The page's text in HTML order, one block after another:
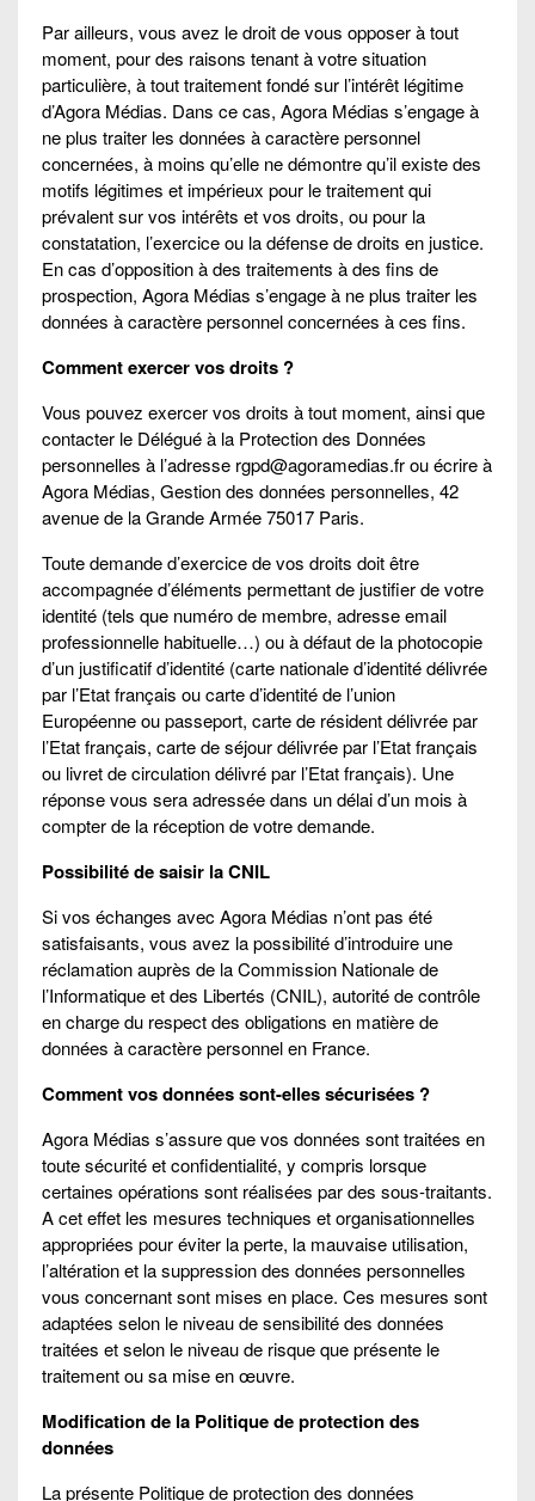
Par ailleurs, vous avez le droit de vous opposer à tout
moment, pour des raisons tenant à votre situation
particulière, à tout traitement fondé sur l’intérêt légitime
d’Agora Médias. Dans ce cas, Agora Médias s’engage à
ne plus traiter les données à caractère personnel
concernées, à moins qu’elle ne démontre qu’il existe des
motifs légitimes et impérieux pour le traitement qui
prévalent sur vos intérêts et vos droits, ou pour la
constatation, l’exercice ou la défense de droits en justice.
En cas d’opposition à des traitements à des fins de
prospection, Agora Médias s’engage à ne plus traiter les
données à caractère personnel concernées à ces fins.
Comment exercer vos droits ?
Vous pouvez exercer vos droits à tout moment, ainsi que
contacter le Délégué à la Protection des Données
personnelles à l’adresse rgpd@agoramedias.fr ou écrire à
Agora Médias, Gestion des données personnelles, 42
avenue de la Grande Armée 75017 Paris.
Toute demande d’exercice de vos droits doit être
accompagnée d’éléments permettant de justifier de votre
identité (tels que numéro de membre, adresse email
professionnelle habituelle…) ou à défaut de la photocopie
d’un justificatif d’identité (carte nationale d’identité délivrée
par l’Etat français ou carte d’identité de l’union
Européenne ou passeport, carte de résident délivrée par
l’Etat français, carte de séjour délivrée par l’Etat français
ou livret de circulation délivré par l’Etat français). Une
réponse vous sera adressée dans un délai d’un mois à
compter de la réception de votre demande.
Possibilité de saisir la CNIL
Si vos échanges avec Agora Médias n’ont pas été
satisfaisants, vous avez la possibilité d’introduire une
réclamation auprès de la Commission Nationale de
l’Informatique et des Libertés (CNIL), autorité de contrôle
en charge du respect des obligations en matière de
données à caractère personnel en France.
Comment vos données sont-elles sécurisées ?
Agora Médias s’assure que vos données sont traitées en
toute sécurité et confidentialité, y compris lorsque
certaines opérations sont réalisées par des sous-traitants.
A cet effet les mesures techniques et organisationnelles
appropriées pour éviter la perte, la mauvaise utilisation,
l’altération et la suppression des données personnelles
vous concernant sont mises en place. Ces mesures sont
adaptées selon le niveau de sensibilité des données
traitées et selon le niveau de risque que présente le
traitement ou sa mise en œuvre.
Modification de la Politique de protection des
données
La présente Politique de protection des données